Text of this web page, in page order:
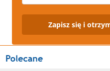
Zapisz się i